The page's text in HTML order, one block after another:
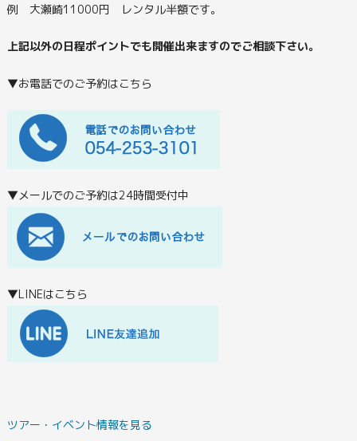
例 大瀬崎11000円 レンタル半額です。
上記以外の日程ポイントでも開催出来ますのでご相談下さい。
▼お電話でのご予約はこちら
▼メールでのご予約は24時間受付中
▼LINEはこちら
ツアー・イベント情報を見る